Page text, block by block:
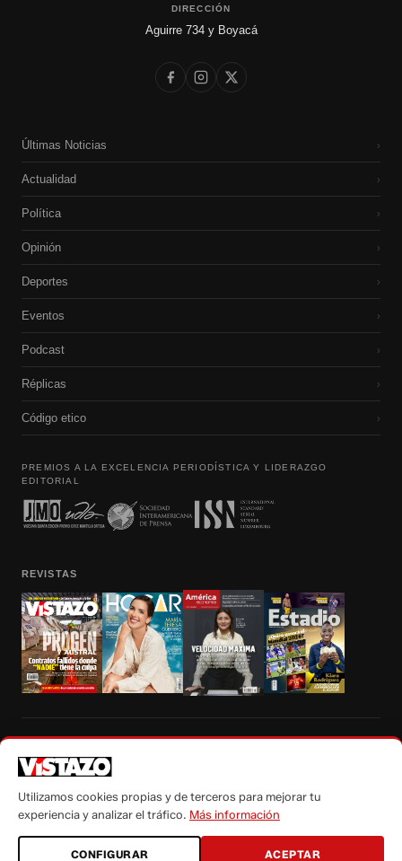
DIRECCIÓN
Aguirre 734 y Boyacá
Últimas Noticias ›
Actualidad ›
Política ›
Opinión ›
Deportes ›
Eventos ›
Podcast ›
Réplicas ›
Código etico ›
PREMIOS A LA EXCELENCIA PERIODÍSTICA Y LIDERAZGO
EDITORIAL
REVISTAS
autorización escrita de su titular, de todos los contenidos de Vistazo.com.
Utilizamos cookies propias y de terceros para mejorar tu
experiencia y analizar el tráfico. Más información
CONFIGURAR ACEPTAR